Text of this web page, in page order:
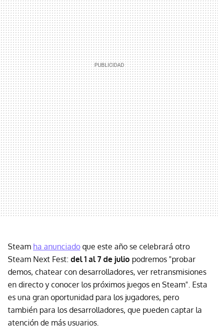
Steam ha anunciado que este año se celebrará otro
Steam Next Fest: del 1 al 7 de julio podremos "probar
demos, chatear con desarrolladores, ver retransmisiones
en directo y conocer los próximos juegos en Steam". Esta
es una gran oportunidad para los jugadores, pero
también para los desarrolladores, que pueden captar la
atención de más usuarios.